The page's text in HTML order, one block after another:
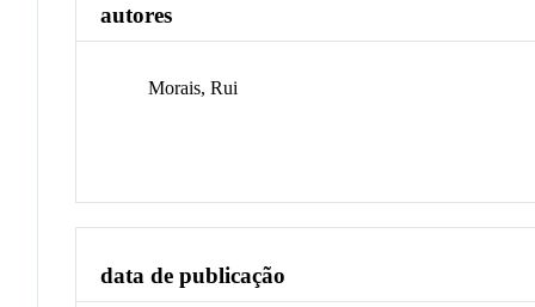
autores
Morais, Rui
data de publicação